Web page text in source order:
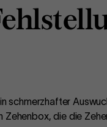
schmerzhafter
die die